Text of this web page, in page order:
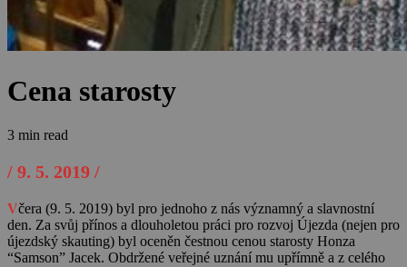
Cena starosty
3 min read
/ 9. 5. 2019 /
Včera (9. 5. 2019) byl pro jednoho z nás významný a slavnostní
den. Za svůj přínos a dlouholetou práci pro rozvoj Újezda (nejen pro
újezdský skauting) byl oceněn čestnou cenou starosty Honza
“Samson” Jacek. Obdržené veřejné uznání mu upřímně a z celého